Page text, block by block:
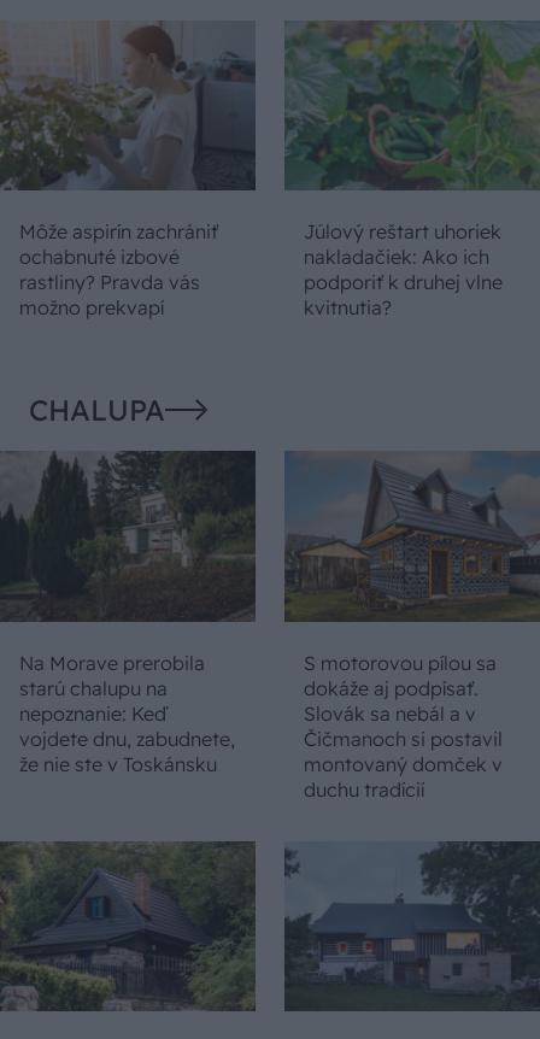
Môže aspirín zachrániť
ochabnuté izbové
rastliny? Pravda vás
možno prekvapí
Júlový reštart uhoriek
nakladačiek: Ako ich
podporiť k druhej vlne
kvitnutia?
CHALUPA
Na Morave prerobila
starú chalupu na
nepoznanie: Keď
vojdete dnu, zabudnete,
že nie ste v Toskánsku
S motorovou pílou sa
dokáže aj podpísať.
Slovák sa nebál a v
Čičmanoch si postavil
montovaný domček v
duchu tradícií